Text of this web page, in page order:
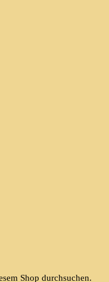
Shop durchsuchen.